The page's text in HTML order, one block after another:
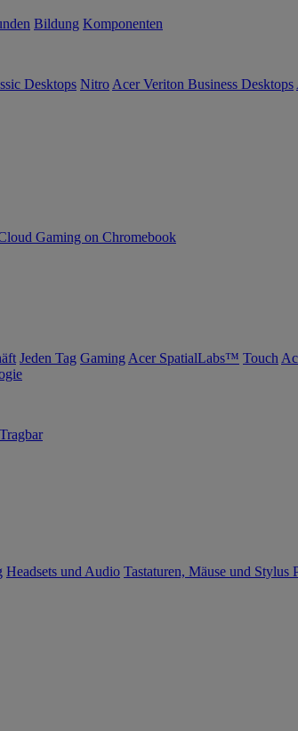
Bildung Komponenten
Desktops Nitro Acer Veriton Business Desktops
Gaming on Chromebook
Jeden Tag Gaming Acer SpatialLabs™ Touch
Tragbar
Headsets und Audio Tastaturen, Mäuse und Stylus